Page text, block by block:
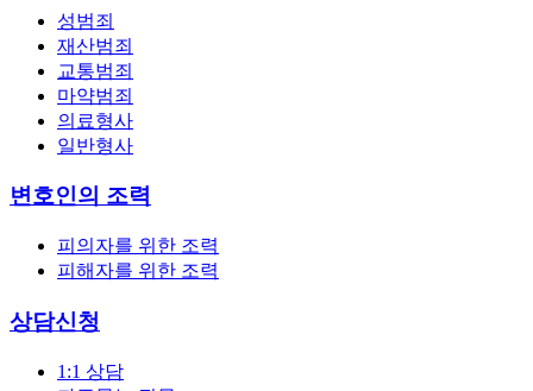
성범죄
재산범죄
교통범죄
마약범죄
의료형사
일반형사
변호인의 조력
피의자를 위한 조력
피해자를 위한 조력
상담신청
1:1 상담